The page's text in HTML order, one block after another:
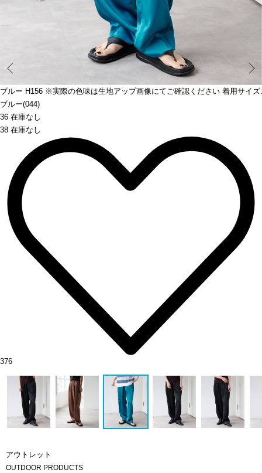
当のサンプル着用しています、実際のサイズ感とは異なります
ブルー H156 ※実際の色味は生地アップ画像にてご確認ください 着用サイズ
ブルー(044)
36 在庫なし
38 在庫なし
376
アウトレット
OUTDOOR PRODUCTS